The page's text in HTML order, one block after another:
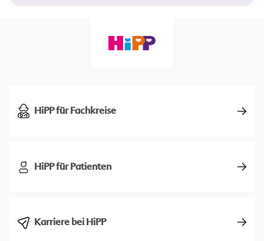
HiPP für Fachkreise
HiPP für Patienten
Karriere bei HiPP